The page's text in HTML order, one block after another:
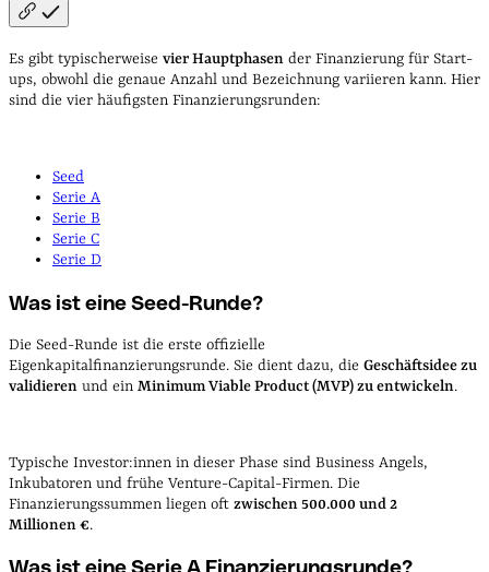
Es gibt typischerweise vier Hauptphasen der Finanzierung für Start-
ups, obwohl die genaue Anzahl und Bezeichnung variieren kann. Hier
sind die vier häufigsten Finanzierungsrunden:
Seed
Serie A
Serie B
Serie C
Serie D
Was ist eine Seed-Runde?
Die Seed-Runde ist die erste offizielle
Eigenkapitalfinanzierungsrunde. Sie dient dazu, die Geschäftsidee zu
validieren und ein Minimum Viable Product (MVP) zu entwickeln.
Typische Investor:innen in dieser Phase sind Business Angels,
Inkubatoren und frühe Venture-Capital-Firmen. Die
Finanzierungssummen liegen oft zwischen 500.000 und 2
Millionen €.
Was ist eine Serie A Finanzierungsrunde?